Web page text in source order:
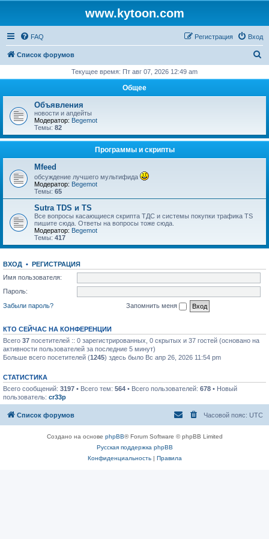
www.kytoon.com
FAQ Вход
Регистрация
Список форумов
с
Текущее время: Пт авг 07, 2026 12:49 am
Общее
Объявления
новости и апдейты
Модератор: Begemot
Темы: 82
Программы и скрипты
Mfeed
обсуждение лучшего мультифида
Модератор: Begemot
Темы: 65
Sutra TDS и TS
Все вопросы касающиеся скрипта ТДС и системы покупки трафика TS
пишите сюда. Ответы на вопросы тоже сюда.
Модератор: Begemot
Темы: 417
ВХОД • РЕГИСТРАЦИЯ
Имя пользователя:
Пароль:
Забыли пароль?
Запомнить меня
КТО СЕЙЧАС НА КОНФЕРЕНЦИИ
Всего 37 посетителей :: 0 зарегистрированных, 0 скрытых и 37 гостей (основано на
активности пользователей за последние 5 минут)
Больше всего посетителей (1245) здесь было Вс апр 26, 2026 11:54 pm
СТАТИСТИКА
Всего сообщений: 3197 • Всего тем: 564 • Всего пользователей: 678 • Новый
пользователь: cr33p
Список форумов Часовой пояс: UTC
Создано на основе phpBB® Forum Software © phpBB Limited
Русская поддержка phpBB
Конфиденциальность| Правила